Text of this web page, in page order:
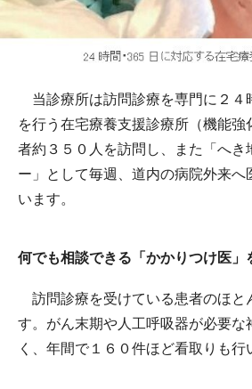
当診療所は訪問診療を専門に２４
を行う在宅療養支援診療所（機能強
者約３５０人を訪問し、また「へき
ー」として毎週、道内の病院外来へ
います。
何でも相談できる「かかりつけ医」
訪問診療を受けている患者のほと
す。がん末期や人工呼吸器が必要な
く、年間で１６０件ほど看取りも行